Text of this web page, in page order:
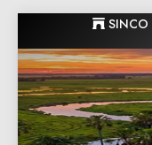
to
content
SINCO